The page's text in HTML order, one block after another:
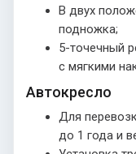
В двух
подножка;
5-точечный
с мягкими
Автокресло
Для
до 1 года и